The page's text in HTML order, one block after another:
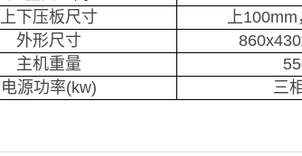
上下压板尺寸
上100mm
外形尺寸
主机重量
电源功率(kw) 三